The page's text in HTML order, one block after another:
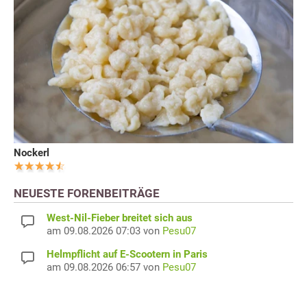
Nockerl
NEUESTE FORENBEITRÄGE
West-Nil-Fieber breitet sich aus
am 09.08.2026 07:03 von Pesu07
Helmpflicht auf E-Scootern in Paris
am 09.08.2026 06:57 von Pesu07